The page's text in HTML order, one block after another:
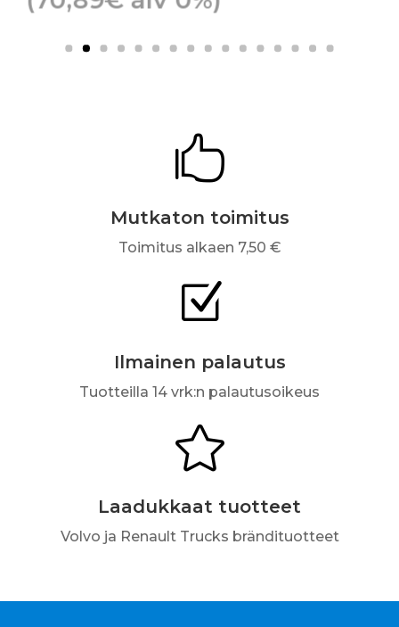

Mutkaton toimitus
Toimitus alkaen 7,50 €
Z
Ilmainen palautus
Tuotteilla 14 vrk:n palautusoikeus

Laadukkaat tuotteet
Volvo ja Renault Trucks brändituotteet